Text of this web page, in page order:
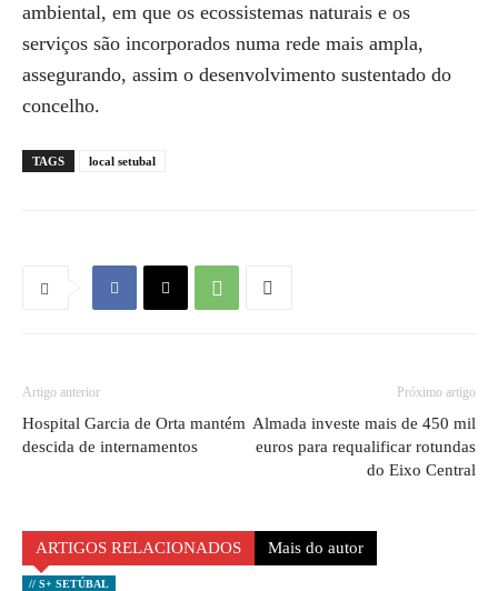
ambiental, em que os ecossistemas naturais e os
serviços são incorporados numa rede mais ampla,
assegurando, assim o desenvolvimento sustentado do
concelho.
TAGS local setubal
Artigo anterior
Hospital Garcia de Orta mantém
descida de internamentos
Próximo artigo
Almada investe mais de 450 mil
euros para requalificar rotundas
do Eixo Central
ARTIGOS RELACIONADOS Mais do autor
// S+ SETÚBAL